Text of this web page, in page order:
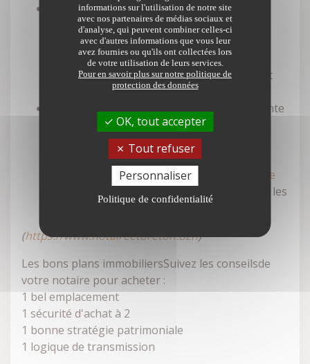
l'état. Portez de préférence votre choix sur
une résidence habitable en l'état si vos
moyens vous le permettent. Vous éviterez
ainsi la galère des travaux interminables.
Orientez-vous vers les produits qui exigent
peu de réparations ;
le prix. Préférez les biens proposés à la vente
par votre notaire. Ils bénéficient d'une
évaluation immobilière qui permet de les
retrouver à leur juste prix sur le marché
immobilier. Dans leur dernier
Baromètre de
, les notaires dévoilent les
prix médians des biens en Bretagne
(https://www.notaireetbreton.bzh)
Les bons plans immobiliersSuivez les conseilsde
votre notaire pour acheter :
1 bel emplacement
1 sécurité d'achat à 2
1 bonne stratégie patrimoniale
1 logique de transmission
informations sur l'utilisation de notre site
avec nos partenaires de médias sociaux et
d'analyse, qui peuvent combiner celles-ci
avec d'autres informations que vous leur
avez fournies ou qu'ils ont collectées lors
de votre utilisation de leurs services.
Pour en savoir plus sur notre politique de
protection des données
OK, tout accepter
Tout refuser
Personnaliser
Politique de confidentialité